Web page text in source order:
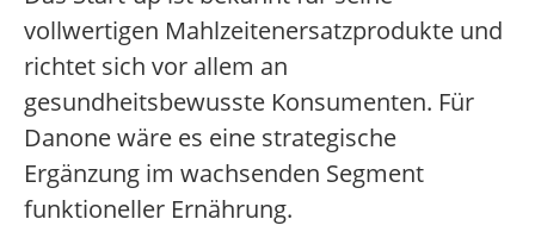
vollwertigen Mahlzeitenersatzprodukte und
richtet sich vor allem an
gesundheitsbewusste Konsumenten. Für
Danone wäre es eine strategische
Ergänzung im wachsenden Segment
funktioneller Ernährung.